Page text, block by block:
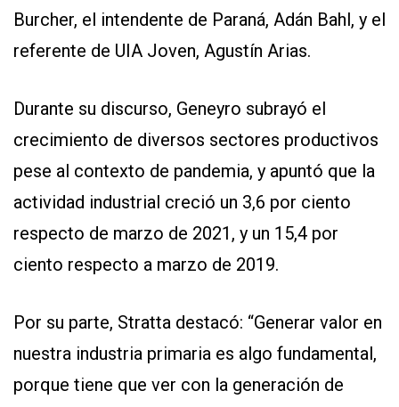
Burcher, el intendente de Paraná, Adán Bahl, y el
referente de UIA Joven, Agustín Arias.
Durante su discurso, Geneyro subrayó el
crecimiento de diversos sectores productivos
pese al contexto de pandemia, y apuntó que la
actividad industrial creció un 3,6 por ciento
respecto de marzo de 2021, y un 15,4 por
ciento respecto a marzo de 2019.
Por su parte, Stratta destacó: “Generar valor en
nuestra industria primaria es algo fundamental,
porque tiene que ver con la generación de